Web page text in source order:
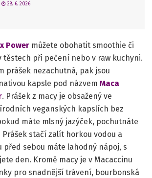
28. 6. 2026
Power můžete obohatit smoothie či
těstech při pečení nebo v raw kuchyni.
prášek nezachutná, pak jsou
kapsle pod názvem Maca
. Prášek z macy je obsažený ve
veganských kapslích bez
máte mlsný jazýček, pochutnáte
Prášek stačí zalít horkou vodou a
před sebou máte lahodný nápoj, s
den. Kromě macy je v Macaccinu
pro snadnější trávení, bourbonská